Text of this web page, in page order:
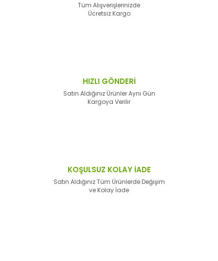
Tüm Alışverişlerinizde
Ücretsiz Kargo
HIZLI GÖNDERİ
Satın Aldığınız Ürünler Aynı Gün
Kargoya Verilir
KOŞULSUZ KOLAY İADE
Satın Aldığınız Tüm Ürünlerde Değişim
ve Kolay İade